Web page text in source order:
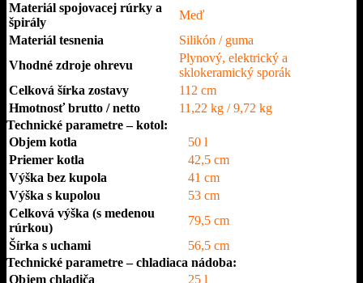
Materiál spojovacej rúrky a
špirály
Meď
Materiál tesnenia
Silikón / guma
Vhodné zdroje ohrevu
Plynový, elektrický a
sklokeramický sporák
Celková šírka zostavy
112 cm
Hmotnosť brutto / netto
11,22 kg / 9,72 kg
Technické parametre – kotol:
Objem kotla
50 l
Priemer kotla
42,5 cm
Výška bez kupola
41 cm
Výška s kupolou
53 cm
Celková výška (s medenou
rúrkou)
79,5 cm
Šírka s uchami
56,5 cm
Technické parametre – chladiaca nádoba:
Objem chladiča
25 l